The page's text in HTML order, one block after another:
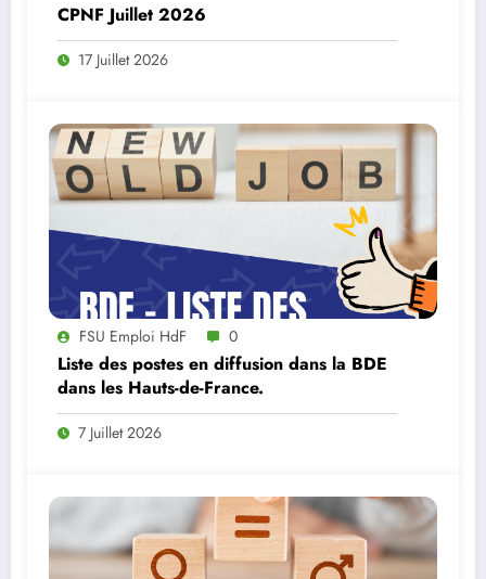
CPNF Juillet 2026
17 Juillet 2026
FSU Emploi HdF 0
Liste des postes en diffusion dans la BDE
dans les Hauts-de-France.
7 Juillet 2026